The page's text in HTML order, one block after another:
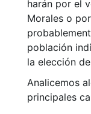
harán por el
Morales o
población
la elección
Analicemos
principales